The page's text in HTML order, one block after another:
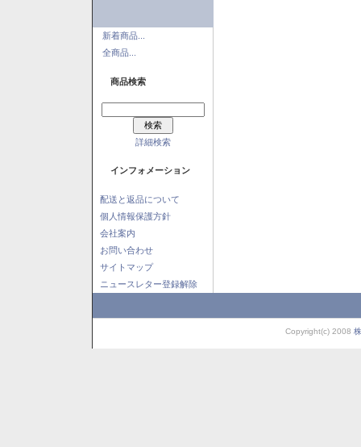
新着商品...
全商品...
商品検索
詳細検索
インフォメーション
配送と返品について
個人情報保護方針
会社案内
お問い合わせ
サイトマップ
ニュースレター登録解除
Copyright(c) 2008